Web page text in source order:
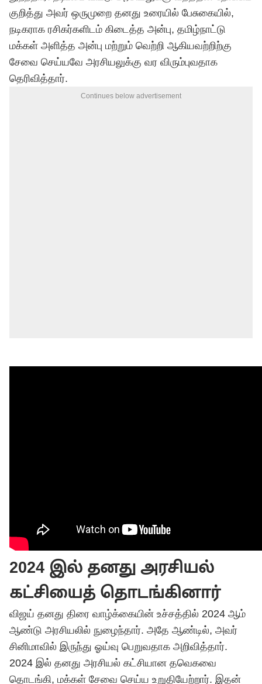
குறித்து அவர் ஒருமுறை தனது உரையில் பேசுகையில்,
நடிகராக ரசிகர்களிடம் கிடைத்த அன்பு, தமிழ்நாட்டு
மக்கள் அளித்த அன்பு மற்றும் வெற்றி ஆகியவற்றிற்கு
சேவை செய்யவே அரசியலுக்கு வர விரும்புவதாக
தெரிவித்தார்.
Continues below advertisement
2024 இல் தனது அரசியல்
கட்சியைத் தொடங்கினார்
விஜய் தனது திரை வாழ்க்கையின் உச்சத்தில் 2024 ஆம்
ஆண்டு அரசியலில் நுழைந்தார். அதே ஆண்டில், அவர்
சினிமாவில் இருந்து ஓய்வு பெறுவதாக அறிவித்தார்.
2024 இல் தனது அரசியல் கட்சியான தவெகவை
தொடங்கி, மக்கள் சேவை செய்ய உறுதியேற்றார். இதன்